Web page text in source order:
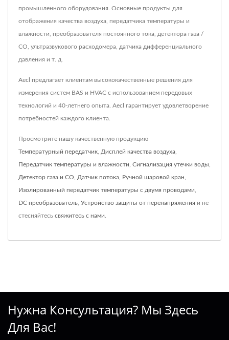
промышленного оборудования. Основные продукты для
отображения качества воздуха, передатчика температуры и
влажности, преобразователя постоянного тока, детектора газа /
CO, ультразвукового расходомера, датчика дифференциального
давления и т. д.
Aecl предлагает клиентам высококачественные решения для
измерения систем BAS и HVAC с использованием передовых
технологий и 40-летнего опыта. Aecl гарантирует удовлетворение
потребностей каждого клиента.
Просмотрите нашу качественную продукцию
Температурный передатчик Дисплей качества воздуха
Передатчик температуры и влажности Сигнализация утечки воды
Детектор газа и CO Датчик потока Ручной шаровой кран
Изолированный передатчик температуры с двумя проводами
DC преобразователь Устройство защиты от перенапряжения и не
стесняйтесь свяжитесь с нами
Нужна Консультация? Мы Здесь
Для Вас!